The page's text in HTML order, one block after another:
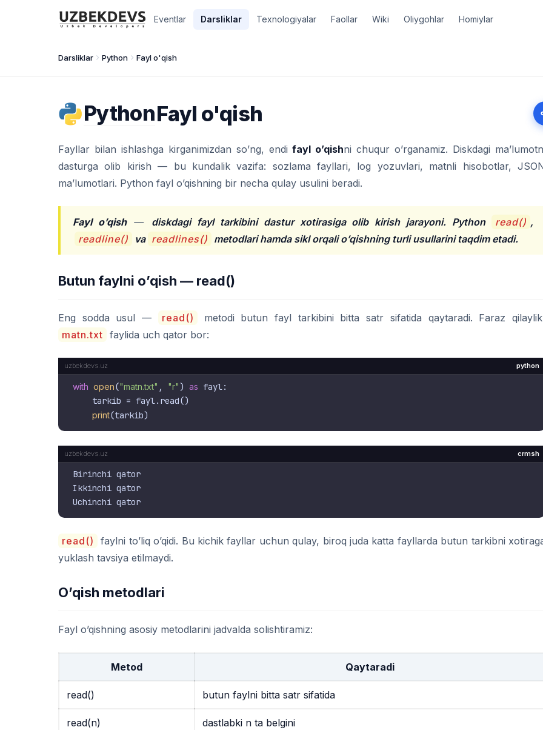
Eventlar Darsliklar Texnologiyalar Faollar Wiki Oliygohlar Homiylar
Darsliklar Python Fayl o'qish
PythonFayl o'qish
Fayllar bilan ishlashga kirganimizdan so’ng, endifayl o’qishni chuqur o’rganamiz. Diskdagi
dasturga olib kirish — bu kundalik vazifa: sozlama fayllari, log yozuvlari, matnli hisobotlar,
ma’lumotlari. Python fayl o’qishning bir necha qulay usulini beradi.
Fayl o’qish— diskdagi fayl tarkibini dastur xotirasiga olib kirish jarayoni. Python read() ,
readline()
va readlines() metodlari hamda sikl orqali o’qishning turli usullarini taqdim etadi.
Butun faylni o’qish — read()
Eng sodda usul — read()
metodi butun fayl tarkibini bitta satr sifatida qaytaradi. Faraz
matn.txt faylida uch qator bor:
python
with open("matn.txt" , "r") as fayl:
    tarkib = fayl.read()
print
crmsh
Birinchi qator
Ikkinchi qator
read()
faylni to’liq o’qidi. Bu kichik fayllar uchun qulay, biroq juda katta fayllarda butun tarkibni
yuklash tavsiya etilmaydi.
O’qish metodlari
Fayl o’qishning asosiy metodlarini jadvalda solishtiramiz:
Metod Qaytaradi
read() butun faylni bitta satr sifatida
read(n) dastlabki n ta belgini